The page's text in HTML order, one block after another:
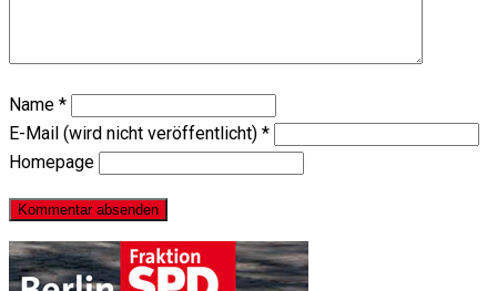
Name *
E-Mail (wird nicht veröffentlicht) *
Homepage